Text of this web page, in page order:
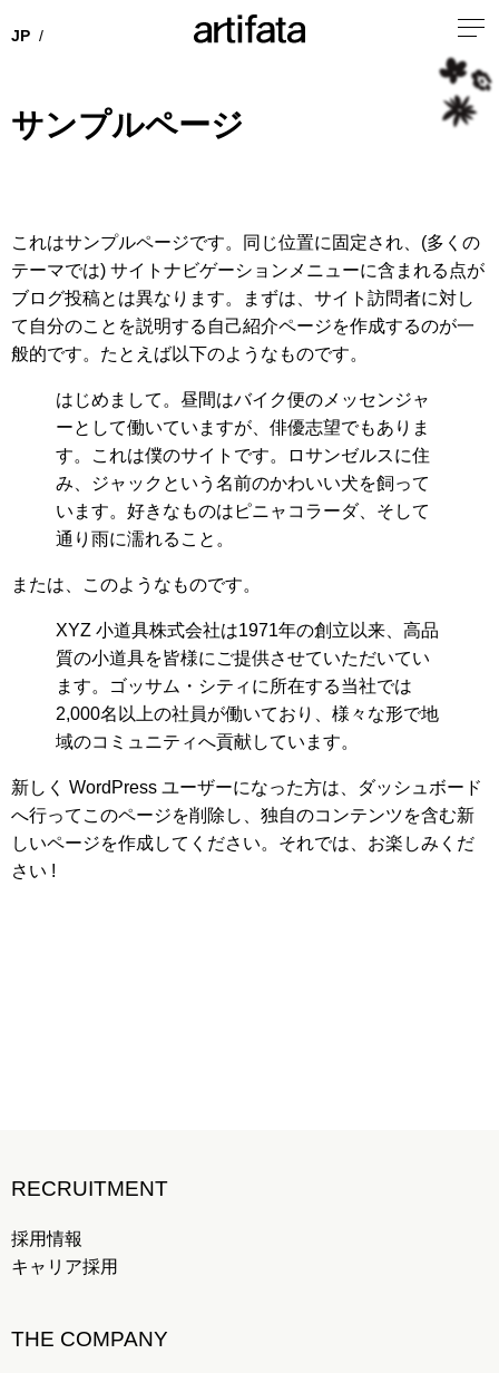
サンプルページ
これはサンプルページです。同じ位置に固定され、(多くの
テーマでは) サイトナビゲーションメニューに含まれる点が
ブログ投稿とは異なります。まずは、サイト訪問者に対し
て自分のことを説明する自己紹介ページを作成するのが一
般的です。たとえば以下のようなものです。
はじめまして。昼間はバイク便のメッセンジャ
ーとして働いていますが、俳優志望でもありま
す。これは僕のサイトです。ロサンゼルスに住
み、ジャックという名前のかわいい犬を飼って
います。好きなものはピニャコラーダ、そして
通り雨に濡れること。
または、このようなものです。
XYZ 小道具株式会社は1971年の創立以来、高品
質の小道具を皆様にご提供させていただいてい
ます。ゴッサム・シティに所在する当社では
2,000名以上の社員が働いており、様々な形で地
域のコミュニティへ貢献しています。
新しく WordPress ユーザーになった方は、
ダッシュボード
へ行ってこのページを削除し、独自のコンテンツを含む新
しいページを作成してください。それでは、お楽しみくだ
さい !
RECRUITMENT
採用情報
キャリア採用
THE COMPANY